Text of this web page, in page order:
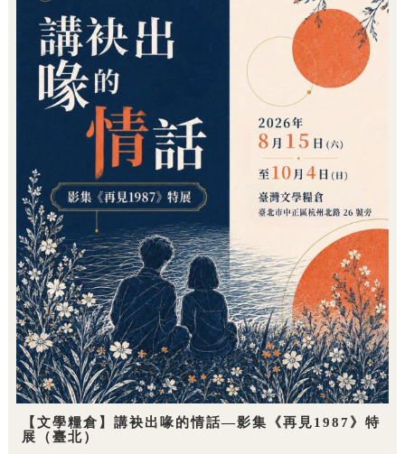
【文學糧倉】講袂出喙的情話—影集《再見1987》特
展（臺北）